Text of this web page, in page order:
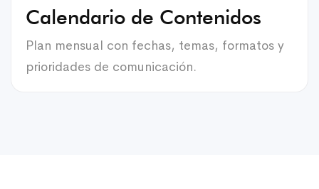
Calendario de Contenidos
Plan mensual con fechas, temas, formatos y
prioridades de comunicación.